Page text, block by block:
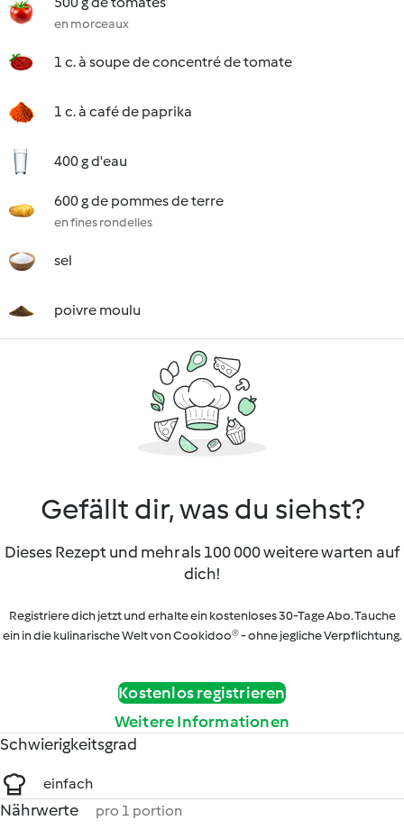
en morceaux
1 c. à soupe de concentré de tomate
1 c. à café de paprika
400 g d'eau
600 g de pommes de terre
en fines rondelles
sel
poivre moulu
Gefällt dir, was du siehst?
Dieses Rezept und mehr als 100 000 weitere warten auf
dich!
Registriere dich jetzt und erhalte ein kostenloses 30-Tage Abo. Tauche
ein in die kulinarische Welt von Cookidoo® - ohne jegliche Verpflichtung.
Kostenlos registrieren
Weitere Informationen
Schwierigkeitsgrad
einfach
Nährwerte pro 1 portion